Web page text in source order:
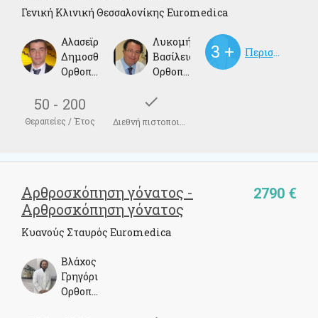
Γενική Κλινική Θεσσαλονίκης Euromedica
Αλασεϊρλής
Δημοσθένης
Ορθοπεδικός
Λυκομήτρος
Βασίλειος
Ορθοπεδικός
Περισσότεροι γιατροί
50 - 200
Θεραπείες / Έτος
check
2790 €
Αρθροσκόπηση γόνατος -
Αρθροσκόπηση γόνατος
Κυανούς Σταυρός Euromedica
Βλάχος
Γρηγόριος
Ορθοπαιδικός Χειρουργός